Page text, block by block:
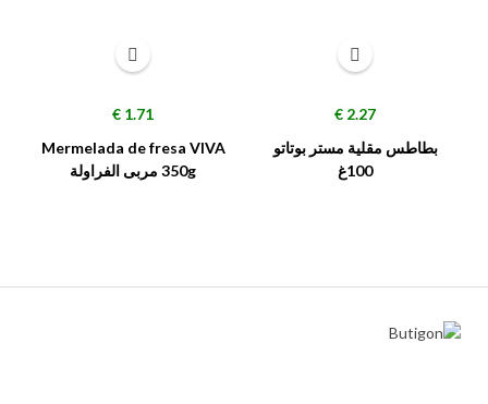
السعر
2.27 €
بطاطس مقلية مستر بوتاتو
100غ
السعر
1.71 €
Mermelada de fresa VIVA
350g مربى الفراولة